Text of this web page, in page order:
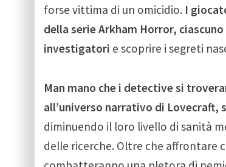
forse vittima di un omicidio. I
della serie Arkham Horror,
investigatori e scoprire i segreti
Man mano che i detective si
all’universo narrativo di Lovecraft,
diminuendo il loro livello di sanità
delle ricerche. Oltre che affrontare